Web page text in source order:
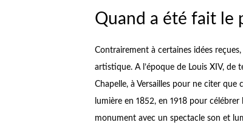
Quand a été fait le
Contrairement à certaines idées
artistique. A l’époque de Louis XIV, de
Chapelle, à Versailles pour ne citer que
lumière en 1852, en 1918 pour
monument avec un spectacle son et